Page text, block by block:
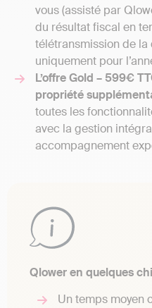
vous (assisté par
du résultat fiscal en
télétransmission de
uniquement pour
L’offre Gold – 599€
propriété
toutes les
avec la gestion
accompagnement
Qlower en quelques
Un temps moyen